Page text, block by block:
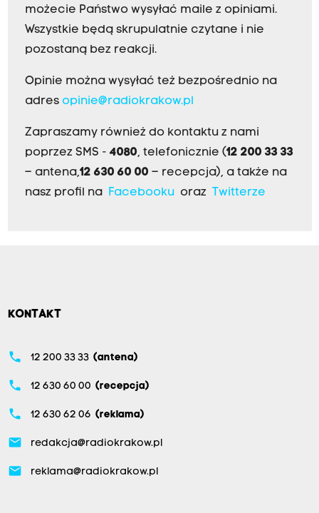
możecie Państwo wysyłać maile z opiniami.
Wszystkie będą skrupulatnie czytane i nie
pozostaną bez reakcji.
Opinie można wysyłać też bezpośrednio na
adres opinie@radiokrakow.pl
Zapraszamy również do kontaktu z nami
poprzez SMS - 4080, telefonicznie (12 200 33 33
– antena,12 630 60 00 – recepcja), a także na
nasz profil na
Facebookuoraz Twitterze
KONTAKT
phone 12 200 33 33 (antena)
phone 12 630 60 00 (recepcja)
phone 12 630 62 06 (reklama)
email redakcja@radiokrakow.pl
email reklama@radiokrakow.pl